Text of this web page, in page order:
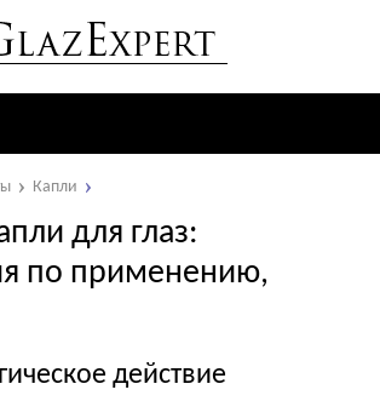
Капли
для глаз:
по применению,
действие